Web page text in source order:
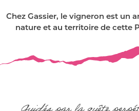
Chez Gassier, le vigneron est un
nature et au territoire de cette